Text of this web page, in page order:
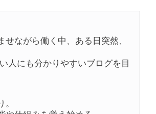
ながら働く中、ある日突然、
人にも分かりやすいブログを目